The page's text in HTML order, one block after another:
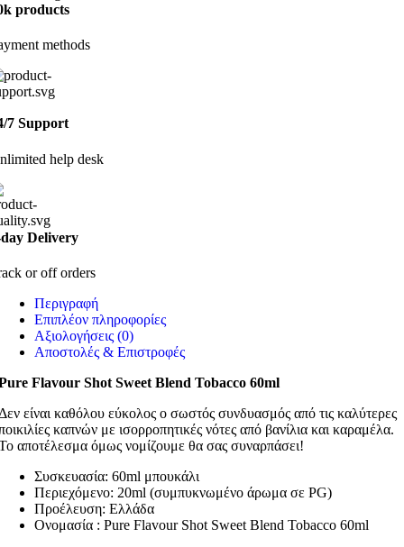
products
methods
7 Support
help desk
Delivery
or off orders
Περιγραφή
Επιπλέον πληροφορίες
Αξιολογήσεις (0)
Αποστολές & Επιστροφές
Flavour Shot Sweet Blend Tobacco 60ml
είναι καθόλου εύκολος ο σωστός συνδυασμός από τις καλύτερες
καπνών με ισορροπητικές νότες από βανίλια και καραμέλα.
αποτέλεσμα όμως νομίζουμε θα σας συναρπάσει!
Συσκευασία: 60ml μπουκάλι
Περιεχόμενο: 20ml (συμπυκνωμένο άρωμα σε PG)
Προέλευση: Ελλάδα
Ονομασία : Pure Flavour Shot Sweet Blend Tobacco 60ml